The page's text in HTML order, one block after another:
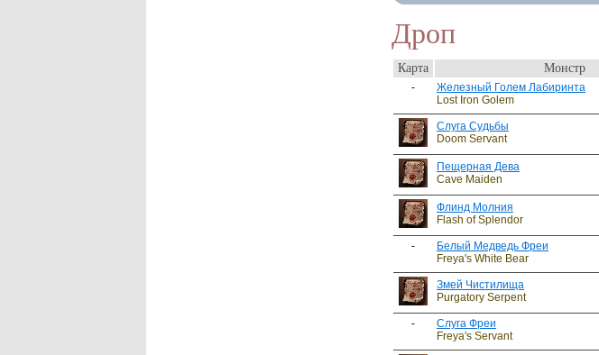
Дроп
Карта Монстр
-
Железный Голем Лабиринта
Lost Iron Golem
Слуга Судьбы
Doom Servant
Пещерная Дева
Cave Maiden
Флинд Молния
Flash of Splendor
-
Белый Медведь Фреи
Freya's White Bear
Змей Чистилища
Purgatory Serpent
-
Слуга Фреи
Freya's Servant